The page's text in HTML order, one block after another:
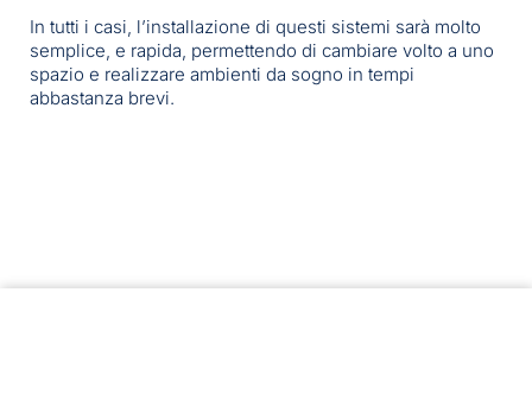
In tutti i casi, l’installazione di questi sistemi sarà molto
semplice, e rapida, permettendo di cambiare volto a uno
spazio e realizzare ambienti da sogno in tempi
abbastanza brevi.